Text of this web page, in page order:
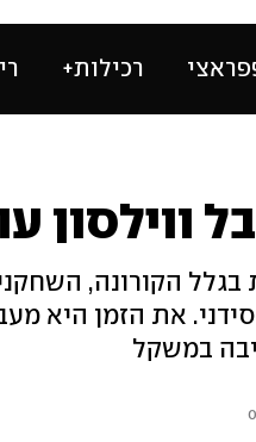
רכילות+
בגלל הקורונה,
את הזמן היא
במשקל